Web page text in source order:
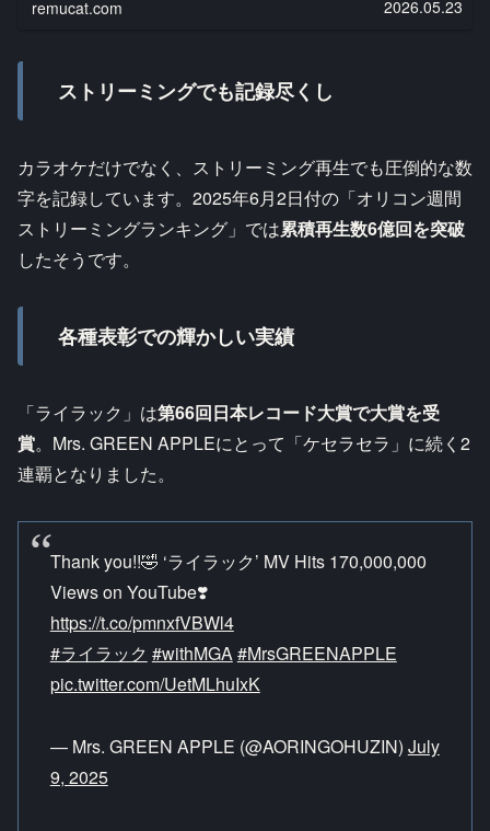
remucat.com 2026.05.23
ストリーミングでも記録尽くし
カラオケだけでなく、ストリーミング再生でも圧倒的な数
字を記録しています。2025年6月2日付の「オリコン週間
ストリーミングランキング」では累積再生数6億回を突破
したそうです。
各種表彰での輝かしい実績
「ライラック」は第66回日本レコード大賞で大賞を受
賞。Mrs. GREEN APPLEにとって「ケセラセラ」に続く2
連覇となりました。
Thank you!!🤣 ‘ライラック’ MV Hits 170,000,000
Views on YouTube❣️
https://t.co/pmnxfVBWl4
#ライラック #withMGA#MrsGREENAPPLE
pic.twitter.com/UetMLhuIxK
— Mrs. GREEN APPLE (@AORINGOHUZIN) July
9, 2025